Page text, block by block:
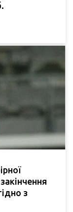
з